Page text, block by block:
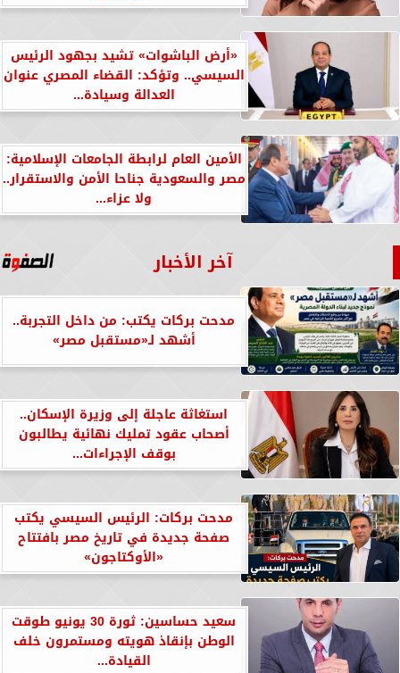
«أرض الباشوات» تشيد بجهود الرئيس
السيسي.. وتؤكد: القضاء المصري عنوان
العدالة وسيادة...
الأمين العام لرابطة الجامعات الإسلامية:
مصر والسعودية جناحا الأمن والاستقرار..
ولا عزاء...
آخر الأخبار
مدحت بركات يكتب: من داخل التجربة..
أشهد لـ«مستقبل مصر»
استغاثة عاجلة إلى وزيرة الإسكان..
أصحاب عقود تمليك نهائية يطالبون
بوقف الإجراءات...
مدحت بركات: الرئيس السيسي يكتب
صفحة جديدة في تاريخ مصر بافتتاح
«الأوكتاجون»
سعيد حساسين: ثورة 30 يونيو طوقت
الوطن بإنقاذ هويته ومستمرون خلف
القيادة...